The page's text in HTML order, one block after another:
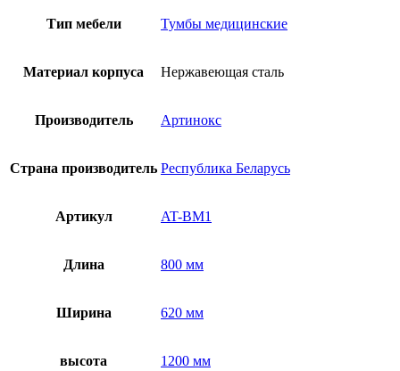
Тип мебели Тумбы медицинские
Материал корпуса Нержавеющая сталь
Производитель Артинокс
Страна производитель Республика Беларусь
Артикул AT-BM1
Длина 800 мм
Ширина 620 мм
высота 1200 мм